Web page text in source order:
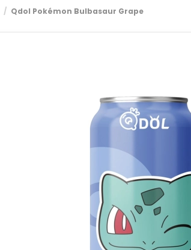
Qdol Pokémon Bulbasaur Grape